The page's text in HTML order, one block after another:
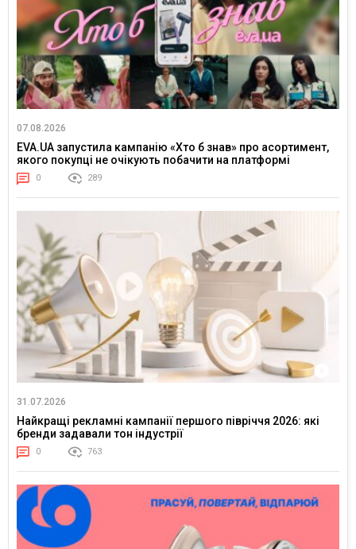
07.08.2026
EVA.UA запустила кампанію «Хто б знав» про асортимент,
якого покупці не очікують побачити на платформі
0 289
31.07.2026
Найкращі рекламні кампанії першого півріччя 2026: які
бренди задавали тон індустрії
0 763